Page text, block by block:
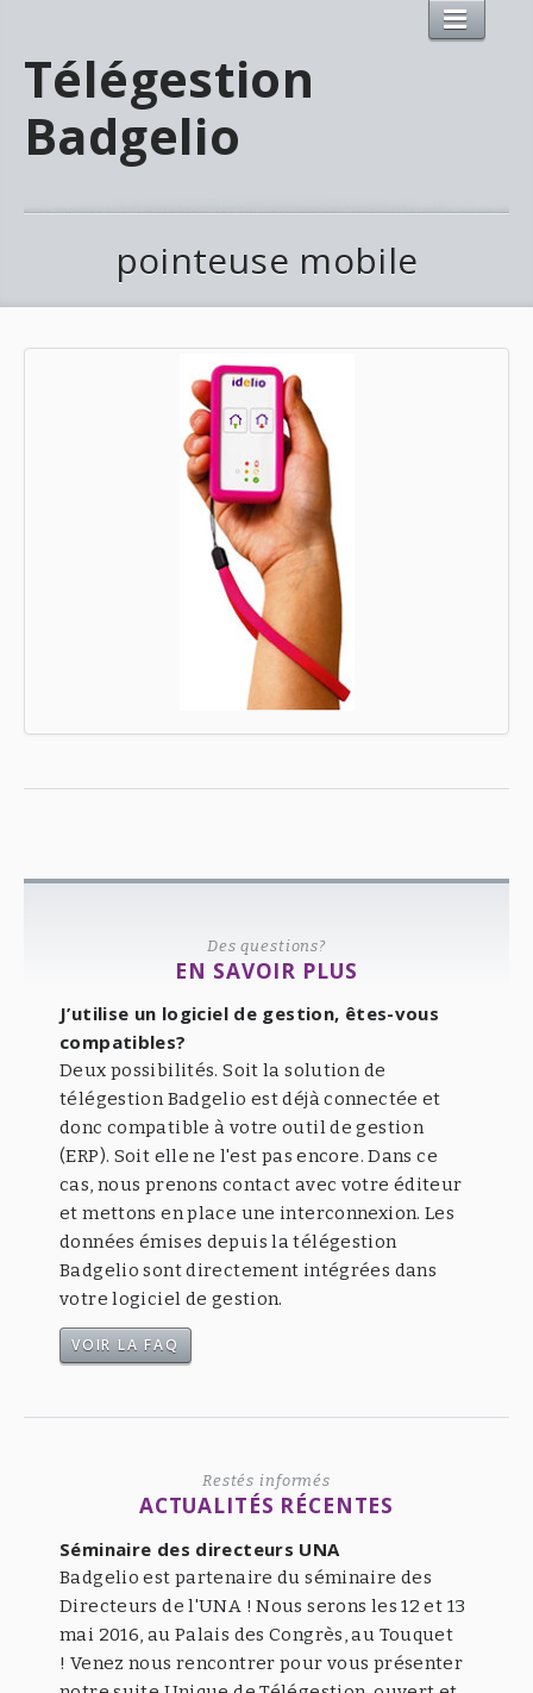
Télégestion
Badgelio
pointeuse mobile
Des questions?
EN SAVOIR PLUS
J’utilise un logiciel de gestion, êtes-vous
compatibles?
Deux possibilités. Soit la solution de
télégestion Badgelio est déjà connectée et
donc compatible à votre outil de gestion
(ERP). Soit elle ne l'est pas encore. Dans ce
cas, nous prenons contact avec votre éditeur
et mettons en place une interconnexion. Les
données émises depuis la télégestion
Badgelio sont directement intégrées dans
votre logiciel de gestion.
VOIR LA FAQ
Restés informés
ACTUALITÉS RÉCENTES
Séminaire des directeurs UNA
Badgelio est partenaire du séminaire des
Directeurs de l'UNA ! Nous serons les 12 et 13
mai 2016, au Palais des Congrès, au Touquet
! Venez nous rencontrer pour vous présenter